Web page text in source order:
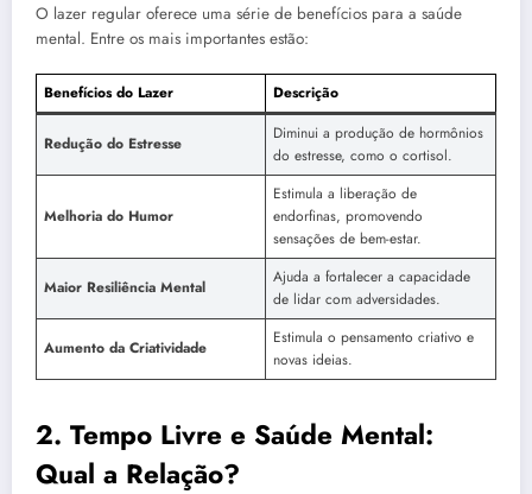
O lazer regular oferece uma série de benefícios para a saúde
mental. Entre os mais importantes estão:
Benefícios do Lazer Descrição
Redução do Estresse
Diminui a produção de hormônios
do estresse, como o cortisol.
Melhoria do Humor
Estimula a liberação de
endorfinas, promovendo
sensações de bem-estar.
Maior Resiliência Mental
Ajuda a fortalecer a capacidade
de lidar com adversidades.
Aumento da Criatividade
Estimula o pensamento criativo e
novas ideias.
2. Tempo Livre e Saúde Mental:
Qual a Relação?